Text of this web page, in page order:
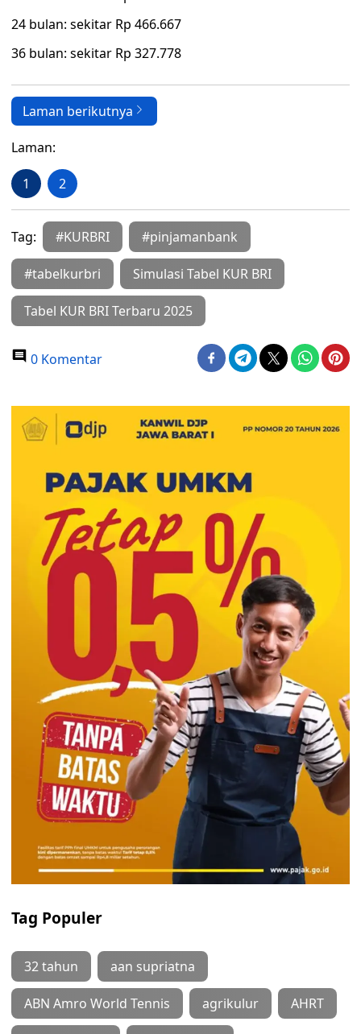
24 bulan: sekitar Rp 466.667
36 bulan: sekitar Rp 327.778
Laman berikutnya
Laman:
1 2
Tag: #KURBRI #pinjamanbank
#tabelkurbri Simulasi Tabel KUR BRI
Tabel KUR BRI Terbaru 2025
0 Komentar
Tag Populer
32 tahun aan supriatna
ABN Amro World Tennis agrikulur AHRT